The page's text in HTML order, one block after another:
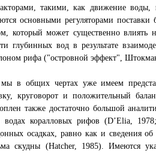
такими, как движение воды,
основными регуляторами
который может существенно влиять
глубинных вод в результате
рифа ("островной эффект",
в общих чертах уже имеем
круговорот и положительный
также достаточно большой
водах коралловых рифов (D’Elia,
осадках, равно как и сведения
скудны (Hatcher, 1985). Имеются